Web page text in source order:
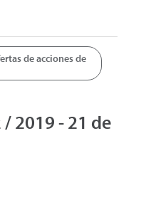
de acciones de
2019 - 21 de